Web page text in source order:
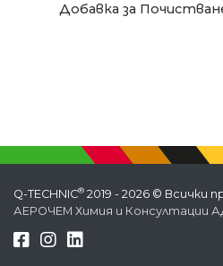
Добавка за
Q-TECHNIC® 2019 - 2026 © Всички
АЕРОЧЕМ Химия и Консултации